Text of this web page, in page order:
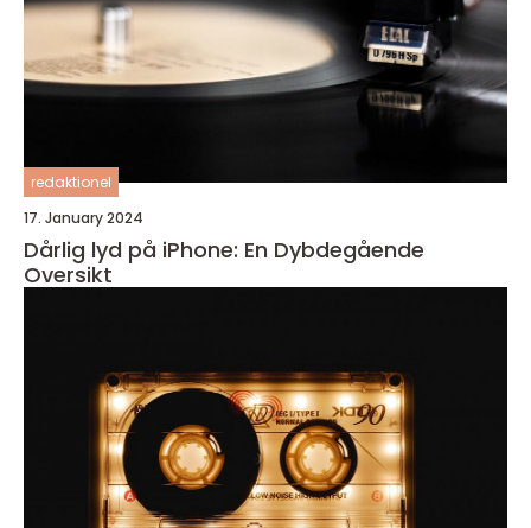
redaktionel
17. January 2024
Dårlig lyd på iPhone: En Dybdegående
Oversikt